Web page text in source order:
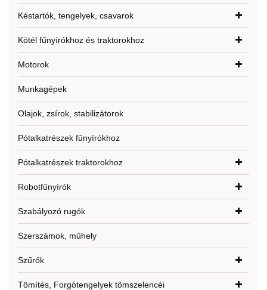
Késtartók, tengelyek, csavarok
Kötél fűnyírókhoz és traktorokhoz
Motorok
Munkagépek
Olajok, zsírok, stabilizátorok
Pótalkatrészek fűnyírókhoz
Pótalkatrészek traktorokhoz
Robotfűnyírók
Szabályozó rugók
Szerszámok, műhely
Szűrők
Tömítés, Forgótengelyek tömszelencéi